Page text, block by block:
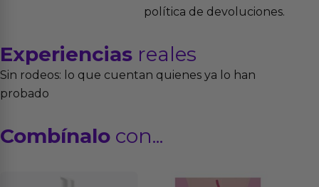
política de devoluciones.
Experiencias reales
Sin rodeos: lo que cuentan quienes ya lo han
probado
Combínalo con...